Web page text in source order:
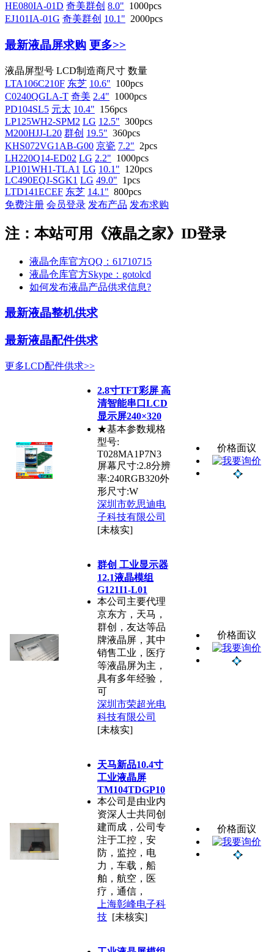
HE080IA-01D 奇美群创 8.0" 1000pcs
EJ101IA-01G 奇美群创 10.1" 2000pcs
最新液晶屏求购 更多>>
液晶屏型号 LCD制造商尺寸 数量
LTA106C210F 东芝 10.6" 100pcs
C0240QGLA-T 奇美 2.4" 1000pcs
PD104SL5 元太 10.4" 156pcs
LP125WH2-SPM2 LG 12.5" 300pcs
M200HJJ-L20 群创 19.5" 360pcs
KHS072VG1AB-G00 京瓷 7.2" 2pcs
LH220Q14-ED02 LG 2.2" 1000pcs
LP101WH1-TLA1 LG 10.1" 120pcs
LC490EQJ-SGK1 LG 49.0" 1pcs
LTD141ECEF 东芝 14.1" 800pcs
免费注册 会员登录 发布产品 发布求购
注：本站可用《液晶之家》ID登录
液晶仓库官方QQ：61710715
液晶仓库官方Skype：gotolcd
如何发布液晶产品供求信息?
最新液晶整机供求
最新液晶配件供求
更多LCD配件供求>>
2.8寸TFT彩屏 高
清智能串口LCD
显示屏240×320
★基本参数规格
型号:
T028MA1P7N3
屏幕尺寸:2.8分辨
率:240RGB320外
形尺寸:W
深圳市乾思迪电
子科技有限公司
[未核实]
价格面议
群创 工业显示器
12.1液晶模组
G121I1-L01
本公司主要代理
京东方，天马，
群创，友达等品
牌液晶屏，其中
销售工业，医疗
等液晶屏为主，
具有多年经验，
可
深圳市荣超光电
科技有限公司
[未核实]
价格面议
天马新品10.4寸
工业液晶屏
TM104TDGP10
本公司是由业内
资深人士共同创
建而成，公司专
注于工控，安
防，监控，电
力，车载，船
舶，航空，医
疗，通信，
上海彰峰电子科
技 [未核实]
价格面议